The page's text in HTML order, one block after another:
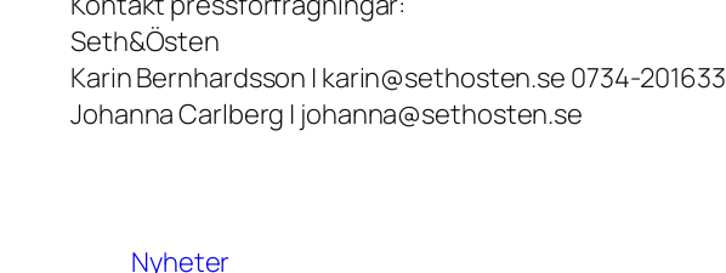
Seth&Östen
Karin Bernhardsson | karin@sethosten.se 0734-201633
Johanna Carlberg | johanna@sethosten.se
Nyheter